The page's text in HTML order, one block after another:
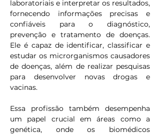
laboratoriais e interpretar os resultados,
fornecendo informações precisas e
confiáveis para o diagnóstico,
prevenção e tratamento de doenças.
Ele é capaz de identificar, classificar e
estudar os microrganismos causadores
de doenças, além de realizar pesquisas
para desenvolver novas drogas e
vacinas.
Essa profissão também desempenha
um papel crucial em áreas como a
genética, onde os biomédicos